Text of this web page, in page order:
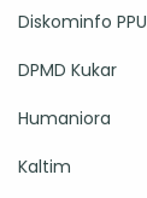
Diskominfo PPU
DPMD Kukar
Humaniora
Kaltim